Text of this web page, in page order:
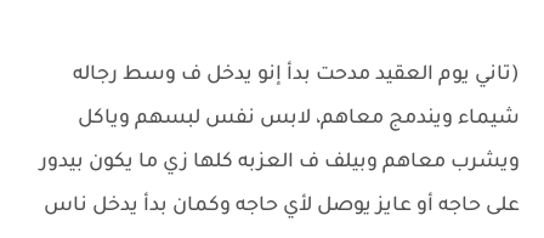
(تاني يوم العقيد مدحت بدأ إنو يدخل ف وسط رجاله
شيماء ويندمج معاهم، لابس نفس لبسهم وياكل
ويشرب معاهم وبيلف ف العزبه كلها زي ما يكون بيدور
على حاجه أو عايز يوصل لأي حاجه وكمان بدأ يدخل ناس